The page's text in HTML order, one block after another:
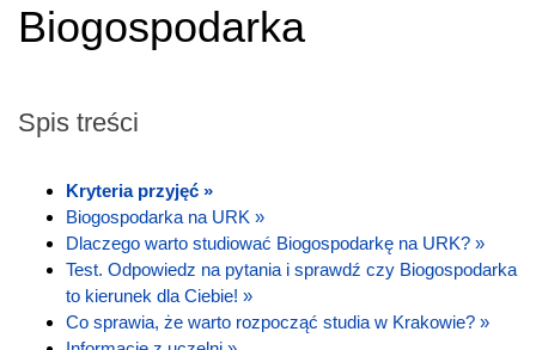
Biogospodarka
Spis treści
Kryteria przyjęć »
Biogospodarka na URK »
Dlaczego warto studiować Biogospodarkę na URK? »
Test. Odpowiedz na pytania i sprawdź czy Biogospodarka
to kierunek dla Ciebie! »
Co sprawia, że warto rozpocząć studia w Krakowie? »